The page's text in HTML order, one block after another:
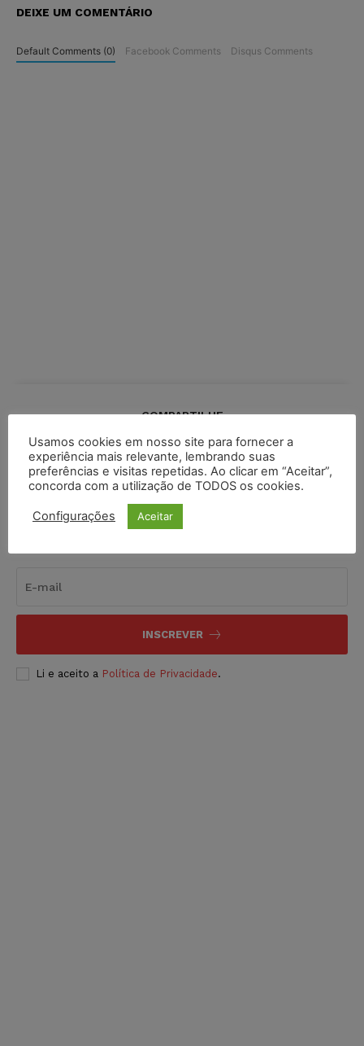
DEIXE UM COMENTÁRIO
Default Comments (0) Facebook Comments Disqus Comments
COMPARTILHE
INSCREVER
Li e aceito a Política de Privacidade.
Usamos cookies em nosso site para fornecer a
experiência mais relevante, lembrando suas
preferências e visitas repetidas. Ao clicar em “Aceitar”,
concorda com a utilização de TODOS os cookies.
Configurações Aceitar